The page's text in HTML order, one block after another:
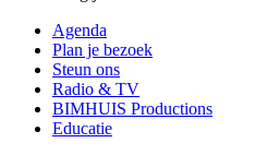
Agenda
Plan je bezoek
Steun ons
Radio & TV
BIMHUIS Productions
Educatie